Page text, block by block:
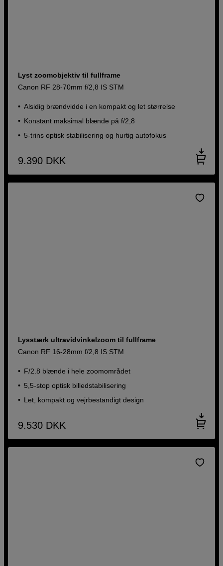
Lyst zoomobjektiv til fullframe
Canon RF 28-70mm f/2,8 IS STM
Alsidig brændvidde i en kompakt og let størrelse
Konstant maksimal blænde på f/2,8
5-trins optisk stabilisering og hurtig autofokus
9.390 DKK
Lysstærk ultravidvinkelzoom til fullframe
Canon RF 16-28mm f/2,8 IS STM
F/2.8 blænde i hele zoomområdet
5,5-stop optisk billedstabilisering
Let, kompakt og vejrbestandigt design
9.530 DKK